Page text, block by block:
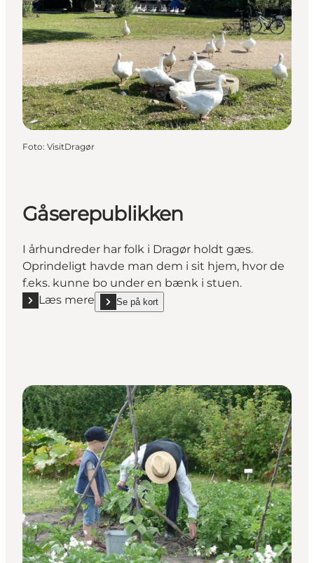
Foto: VisitDragør
Gåserepublikken
I århundreder har folk i Dragør holdt gæs.
Oprindeligt havde man dem i sit hjem, hvor de
f.eks. kunne bo under en bænk i stuen.
Læs mere
Læs mere "Gåserepublikken"
Se på kort
show Gåserepublikken on_map